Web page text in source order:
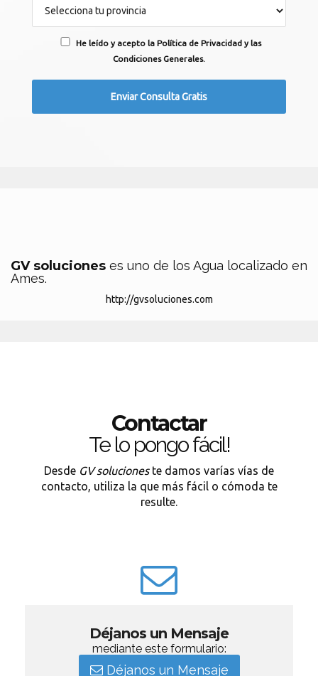
He leído y acepto la Política de Privacidad y las
Condiciones Generales.
GV soluciones es uno de los Agua localizado en
Ames.
http://gvsoluciones.com
Contactar
Te lo pongo fácil!
Desde GV solucioneste damos varías vías de
contacto, utiliza la que más fácil o cómoda te
resulte.
Déjanos un Mensaje
mediante este formulario:
Déjanos un Mensaje